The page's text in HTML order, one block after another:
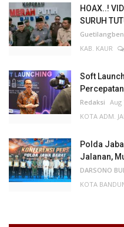
HOAX..!
SURUH
KAB. KAUR
Soft
Percepatan
Redaksi Aug
KOTA ADM.
Polda
Jalanan,
DARSONO
KOTA